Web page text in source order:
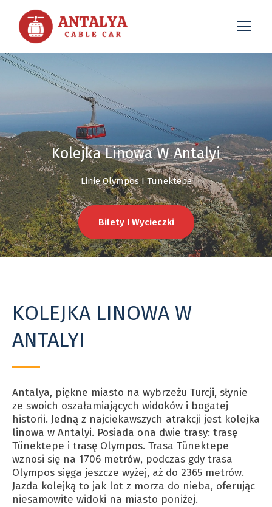
Kolejka Linowa W Antalyi
Linie Olympos I Tunektepe
Bilety I Wycieczki
KOLEJKA LINOWA W
ANTALYI
Antalya, piękne miasto na wybrzeżu Turcji, słynie
ze swoich oszałamiających widoków i bogatej
historii. Jedną z najciekawszych atrakcji jest kolejka
linowa w Antalyi. Posiada ona dwie trasy: trasę
Tünektepe i trasę Olympos. Trasa Tünektepe
wznosi się na 1706 metrów, podczas gdy trasa
Olympos sięga jeszcze wyżej, aż do 2365 metrów.
Jazda kolejką to jak lot z morza do nieba, oferując
niesamowite widoki na miasto poniżej.